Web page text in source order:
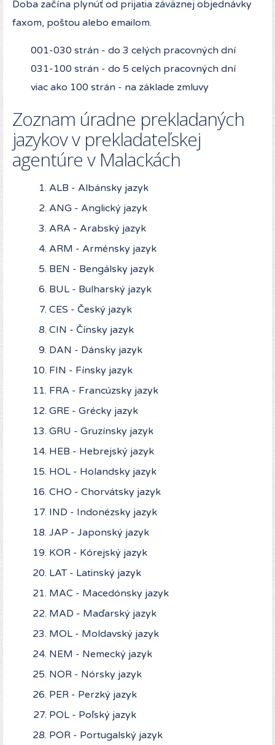
Doba začína plynúť od prijatia záväznej objednávky
faxom, poštou alebo emailom.
001-030 strán - do 3 celých pracovných dní
031-100 strán - do 5 celých pracovných dní
viac ako 100 strán - na základe zmluvy
Zoznam úradne prekladaných
jazykov v prekladateľskej
agentúre v Malackách
ALB - Albánsky jazyk
ANG - Anglický jazyk
ARA - Arabský jazyk
ARM - Arménsky jazyk
BEN - Bengálsky jazyk
BUL - Bulharský jazyk
CES - Český jazyk
CIN - Čínsky jazyk
DAN - Dánsky jazyk
FIN - Fínsky jazyk
FRA - Francúzsky jazyk
GRE - Grécky jazyk
GRU - Gruzínsky jazyk
HEB - Hebrejský jazyk
HOL - Holandsky jazyk
CHO - Chorvátsky jazyk
IND - Indonézsky jazyk
JAP - Japonský jazyk
KOR - Kórejský jazyk
LAT - Latinský jazyk
MAC - Macedónsky jazyk
MAD - Maďarský jazyk
MOL - Moldavský jazyk
NEM - Nemecký jazyk
NOR - Nórsky jazyk
PER - Perzký jazyk
POL - Poľský jazyk
POR - Portugalský jazyk